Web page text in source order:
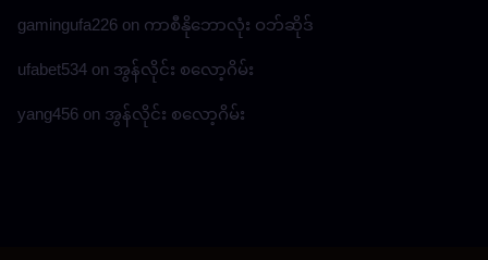
gamingufa226 on ကာစီနိုဘောလုံး ဝဘ်ဆိုဒ်
ufabet534 on အွန်လိုင်း စလော့ဂိမ်း
yang456 on အွန်လိုင်း စလော့ဂိမ်း